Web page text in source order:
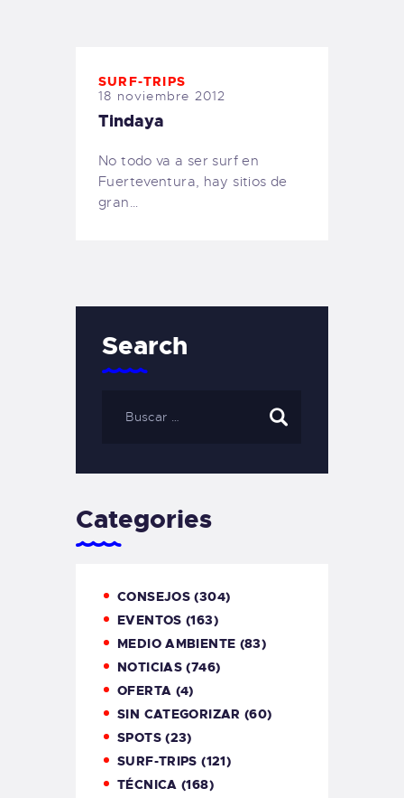
SURF-TRIPS
18 noviembre 2012
Tindaya
No todo va a ser surf en
Fuerteventura, hay sitios de
gran…
Search
Categories
CONSEJOS (304)
EVENTOS (163)
MEDIO AMBIENTE (83)
NOTICIAS (746)
OFERTA (4)
SIN CATEGORIZAR (60)
SPOTS(23)
SURF-TRIPS (121)
TÉCNICA (168)